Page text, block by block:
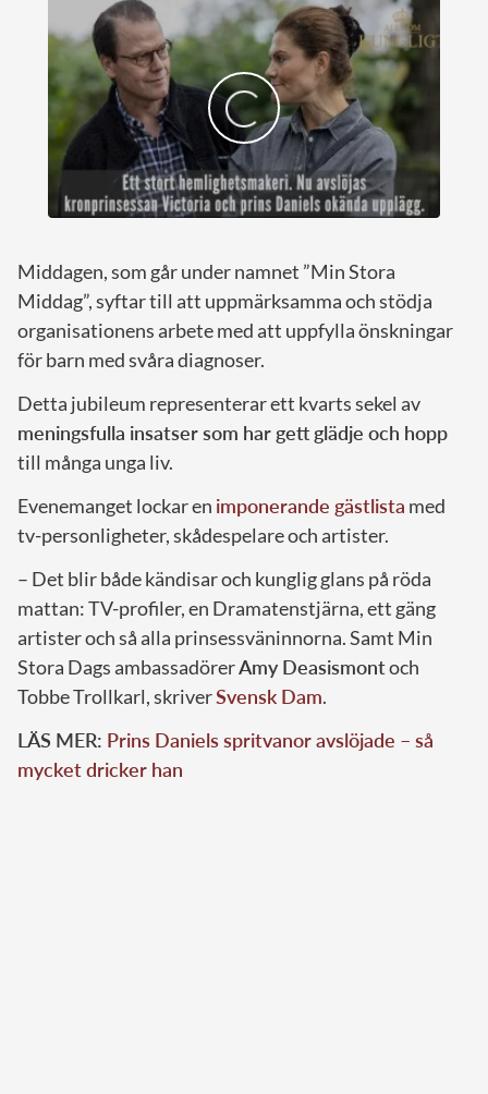
Middagen, som går under namnet ”Min Stora
Middag”, syftar till att uppmärksamma och stödja
organisationens arbete med att uppfylla önskningar
för barn med svåra diagnoser.
Detta jubileum representerar ett kvarts sekel av
meningsfulla insatser som har gett glädje och hopp
till många unga liv.
Evenemanget lockar en imponerande gästlista med
tv-personligheter, skådespelare och artister.
– Det blir både kändisar och kunglig glans på röda
mattan: TV-profiler, en Dramatenstjärna, ett gäng
artister och så alla prinsessväninnorna. Samt Min
Stora Dags ambassadörerAmy Deasismontoch
Tobbe Trollkarl, skriverSvensk Dam.
LÄS MER: Prins Daniels spritvanor avslöjade – så
mycket dricker han